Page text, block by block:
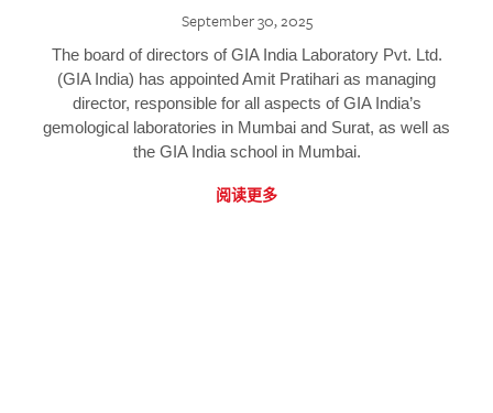
September 30, 2025
The board of directors of GIA India Laboratory Pvt. Ltd.
(GIA India) has appointed Amit Pratihari as managing
director, responsible for all aspects of GIA India’s
gemological laboratories in Mumbai and Surat, as well as
the GIA India school in Mumbai.
阅读更多